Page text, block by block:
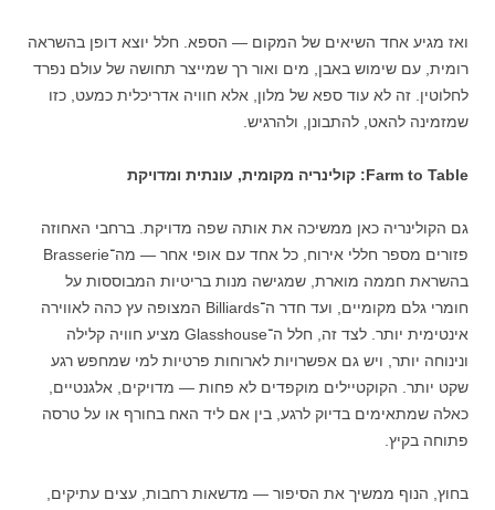
ואז מגיע אחד השיאים של המקום — הספא. חלל יוצא דופן בהשראה
רומית, עם שימוש באבן, מים ואור רך שמייצר תחושה של עולם נפרד
לחלוטין. זה לא עוד ספא של מלון, אלא חוויה אדריכלית כמעט, כזו
שמזמינה להאט, להתבונן, ולהרגיש.
Farm to Table: קולינריה מקומית, עונתית ומדויקת
גם הקולינריה כאן ממשיכה את אותה שפה מדויקת. ברחבי האחוזה
פזורים מספר חללי אירוח, כל אחד עם אופי אחר — מה־Brasserie
בהשראת חממה מוארת, שמגישה מנות בריטיות המבוססות על
חומרי גלם מקומיים, ועד חדר ה־Billiards המצופה עץ כהה לאווירה
אינטימית יותר. לצד זה, חלל ה־Glasshouse מציע חוויה קלילה
ונינוחה יותר, ויש גם אפשרויות לארוחות פרטיות למי שמחפש רגע
שקט יותר. הקוקטיילים מוקפדים לא פחות — מדויקים, אלגנטיים,
כאלה שמתאימים בדיוק לרגע, בין אם ליד האח בחורף או על טרסה
פתוחה בקיץ.
בחוץ, הנוף ממשיך את הסיפור — מדשאות רחבות, עצים עתיקים,